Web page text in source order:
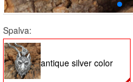
Spalva:
antique silver color